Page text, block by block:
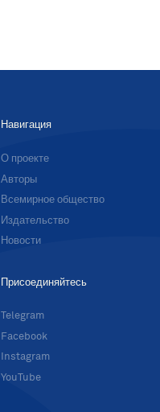
Навигация
О проекте
Авторы
Всемирное общество
Издательство
Новости
Присоединяйтесь
Telegram
Facebook
Instagram
YouTube